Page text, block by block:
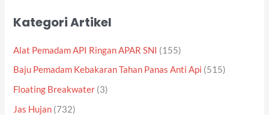
Kategori Artikel
Alat Pemadam API Ringan APAR SNI (155)
Baju Pemadam Kebakaran Tahan Panas Anti Api (515)
Floating Breakwater (3)
Jas Hujan (732)